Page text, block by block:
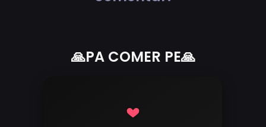
🙏PA COMER PE🙏